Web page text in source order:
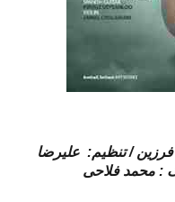
فرزین / تنظیم: علیرضا
: محمد فلاحی